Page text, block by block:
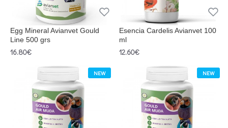
Egg Mineral Avianvet Gould
Line 500 grs
16.80€
Esencia Cardelis Avianvet 100
ml
12.60€
NEW NEW